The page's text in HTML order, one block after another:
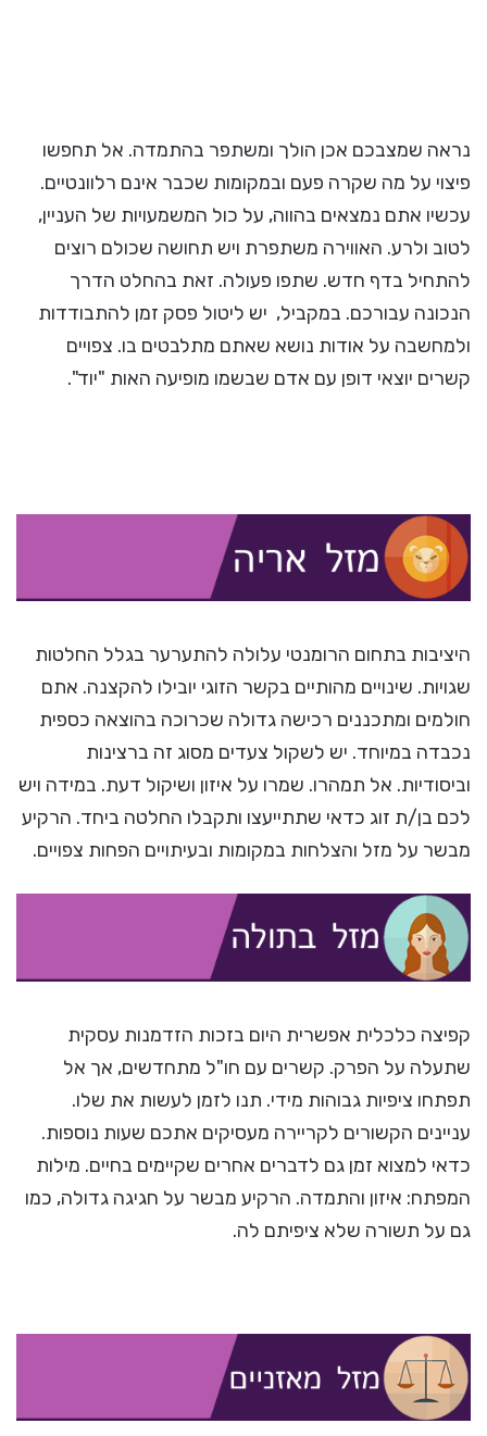
נראה שמצבכם אכן הולך ומשתפר בהתמדה. אל תחפשו
פיצוי על מה שקרה פעם ובמקומות שכבר אינם רלוונטיים.
עכשיו אתם נמצאים בהווה, על כול המשמעויות של העניין,
לטוב ולרע. האווירה משתפרת ויש תחושה שכולם רוצים
להתחיל בדף חדש. שתפו פעולה. זאת בהחלט הדרך
הנכונה עבורכם. במקביל, יש ליטול פסק זמן להתבודדות
ולמחשבה על אודות נושא שאתם מתלבטים בו. צפויים
קשרים יוצאי דופן עם אדם שבשמו מופיעה האות "יוד".
היציבות בתחום הרומנטי עלולה להתערער בגלל החלטות
שגויות. שינויים מהותיים בקשר הזוגי יובילו להקצנה. אתם
חולמים ומתכננים רכישה גדולה שכרוכה בהוצאה כספית
נכבדה במיוחד. יש לשקול צעדים מסוג זה ברצינות
וביסודיות. אל תמהרו. שמרו על איזון ושיקול דעת. במידה ויש
לכם בן/ת זוג כדאי שתתייעצו ותקבלו החלטה ביחד. הרקיע
מבשר על מזל והצלחות במקומות ובעיתויים הפחות צפויים.
קפיצה כלכלית אפשרית היום בזכות הזדמנות עסקית
שתעלה על הפרק. קשרים עם חו"ל מתחדשים, אך אל
תפתחו ציפיות גבוהות מידי. תנו לזמן לעשות את שלו.
עניינים הקשורים לקריירה מעסיקים אתכם שעות נוספות.
כדאי למצוא זמן גם לדברים אחרים שקיימים בחיים. מילות
המפתח: איזון והתמדה. הרקיע מבשר על חגיגה גדולה, כמו
גם על תשורה שלא ציפיתם לה.